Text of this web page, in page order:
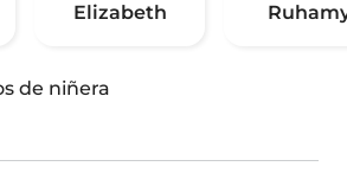
Elizabeth
de niñera